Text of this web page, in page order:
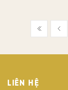
LIÊN HỆ